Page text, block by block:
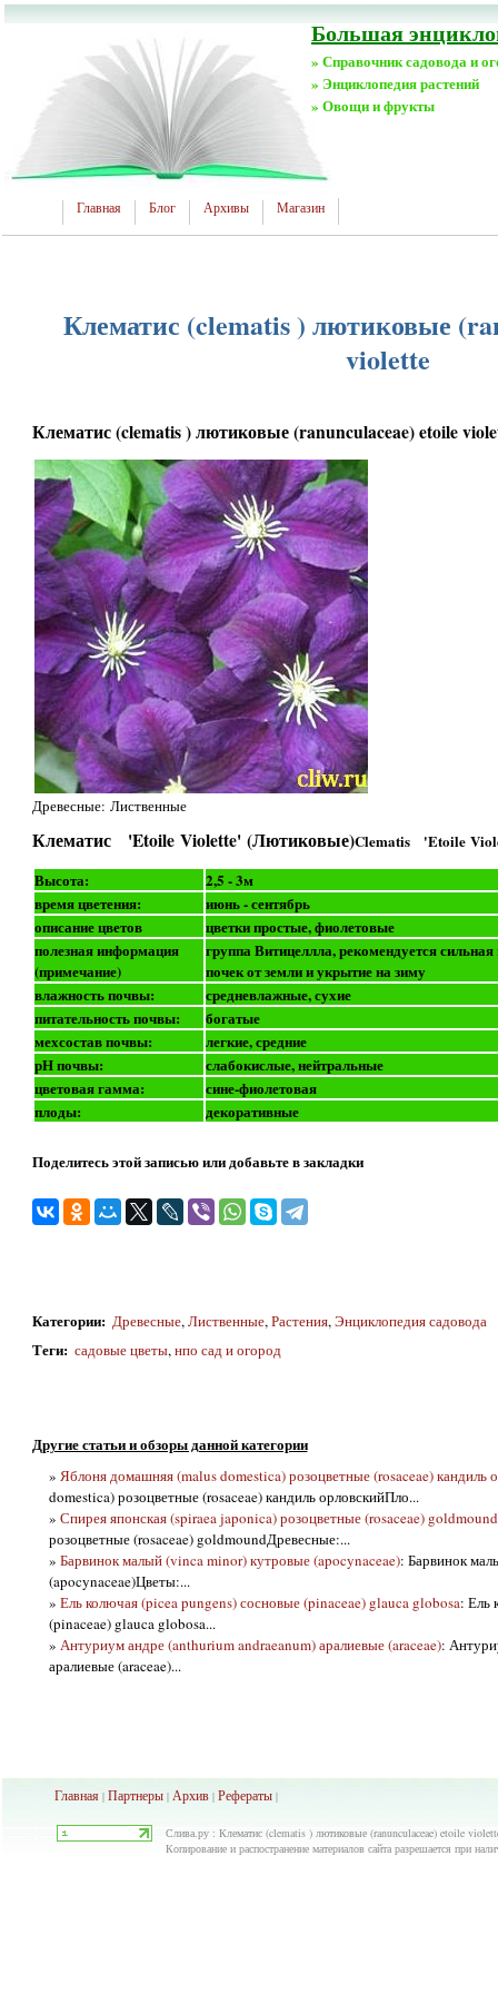
Большая
» Справочник садовода и
» Энциклопедия растений
» Овощи и фрукты
Главная Блог Архивы Магазин
Клематис (clematis ) лютиковые
violette
Клематис (clematis ) лютиковые (ranunculaceae) etoile
Древесные: Лиственные
Клематис 'Etoile Violette' (Лютиковые)Clematis 'Etoile
Высота:
2,5 - 3м
время цветения:
июнь - сентябрь
описание цветов
цветки простые, фиолетовые
полезная информация
(примечание)
группа Витицеллла, рекомендуется
почек от земли и укрытие на зиму
влажность почвы:
средневлажные, сухие
питательность почвы:
богатые
мехсостав почвы:
легкие, средние
рН почвы:
слабокислые, нейтральные
цветовая гамма:
сине-фиолетовая
плоды:
декоративные
Поделитесь этой записью или добавьте в закладки
Категории: Древесные,Лиственные,Растения,Энциклопедия садовода
Теги: садовые цветы,нпо сад и огород
Другие статьи и обзоры данной категории
» Яблоня домашняя (malus domestica) розоцветные (rosaceae) кандиль
domestica) розоцветные (rosaceae) кандиль орловскийПло...
» Спирея японская (spiraea japonica) розоцветные (rosaceae) goldmound
розоцветные (rosaceae) goldmoundДревесные:...
» Барвинок малый (vinca minor) кутровые (apocynaceae): Барвинок
(apocynaceae)Цветы:...
» Ель колючая (picea pungens) сосновые (pinaceae) glauca globosa: Ель
(pinaceae) glauca globosa...
» Антуриум андре (anthurium andraeanum) аралиевые (araceae):
аралиевые (araceae)...
Главная| Партнеры| Архив| Рефераты|
Слива.ру : Клематис (clematis ) лютиковые (ranunculaceae) etoile
Копирование и распостранение материалов сайта разрешается при